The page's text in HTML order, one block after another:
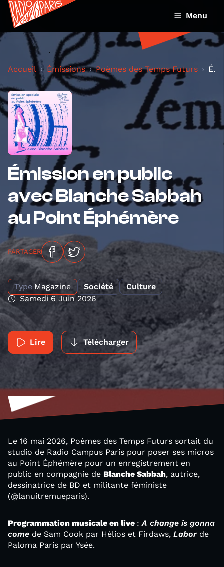
Menu
Accueil Émissions Poèmes des Temps Futurs Émission en public avec Blanche Sabbah au Point Ép...
Émission en public
avec Blanche Sabbah
au Point Éphémère
PARTAGER
Type Magazine Société
Culture
Samedi 6 Juin 2026
Lire Télécharger
Le 16 mai 2026, Poèmes des Temps Futurs sortait du
studio de Radio Campus Paris pour poser ses micros
au Point Éphémère pour un enregistrement en
public en compagnie de Blanche Sabbah, autrice,
dessinatrice de BD et militante féministe
(@lanuitremueparis).
Programmation musicale en live :A change is gonna
come de Sam Cook par Hélios et Firdaws, Labor de
Paloma Paris par Ysée.